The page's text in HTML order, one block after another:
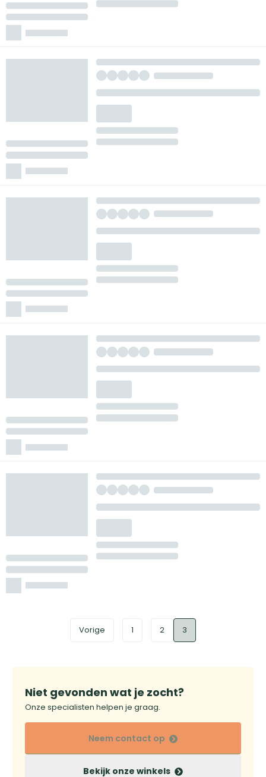
Vorige 1 2 3
Niet gevonden wat je zocht?
Onze specialisten helpen je graag.
Neem contact op
Bekijk onze winkels